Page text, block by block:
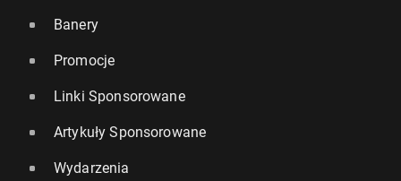
Banery
Promocje
Linki Sponsorowane
Artykuły Sponsorowane
Wydarzenia